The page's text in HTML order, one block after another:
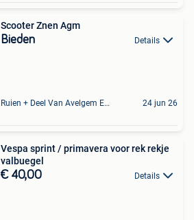
Scooter Znen Agm
Bieden Details
Ruien + Deel Van Avelgem En Waarmaarde 24 jun 26
Vespa sprint / primavera voor rek rekje
valbuegel
€ 40,00 Details